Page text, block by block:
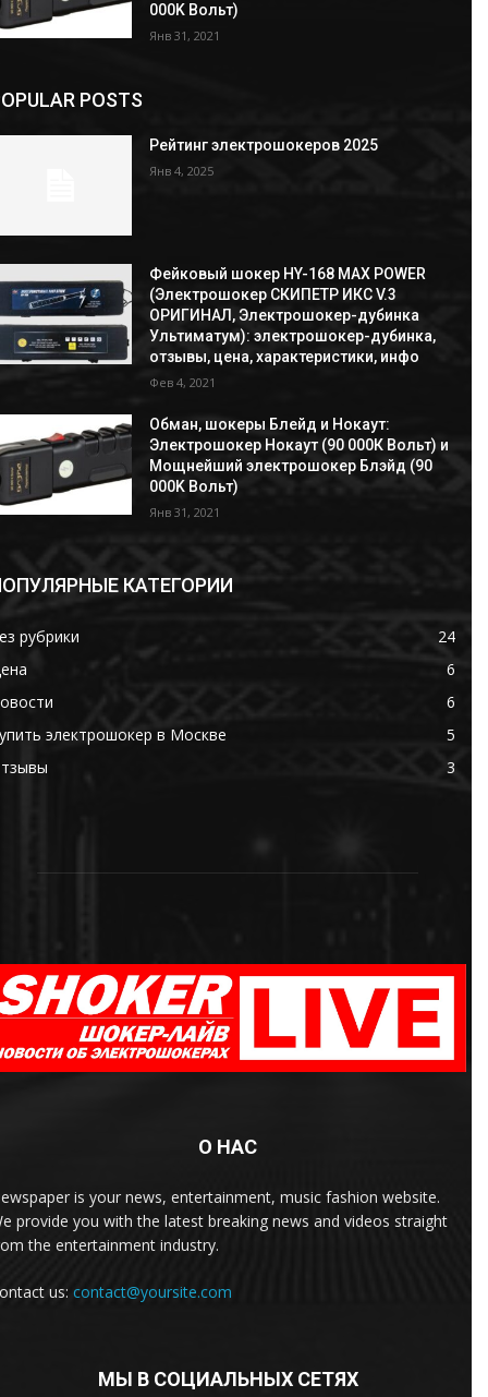
000K Вольт)
Янв 31, 2021
POSTS
Рейтинг электрошокеров 2025
Янв 4, 2025
Фейковый шокер HY-168 MAX POWER
(Электрошокер СКИПЕТР ИКС V.3
ОРИГИНАЛ, Электрошокер-дубинка
Ультиматум): электрошокер-дубинка,
отзывы, цена, характеристики, инфо
Фев 4, 2021
Обман, шокеры Блейд и Нокаут:
Электрошокер Нокаут (90 000К Вольт) и
Мощнейший электрошокер Блэйд (90
000K Вольт)
Янв 31, 2021
КАТЕГОРИИ
рубрики
24
6
6
электрошокер в Москве
5
3
О НАС
is your news, entertainment, music fashion website.
provide you with the latest breaking news and videos straight
the entertainment industry.
us: contact@yoursite.com
МЫ В СОЦИАЛЬНЫХ СЕТЯХ